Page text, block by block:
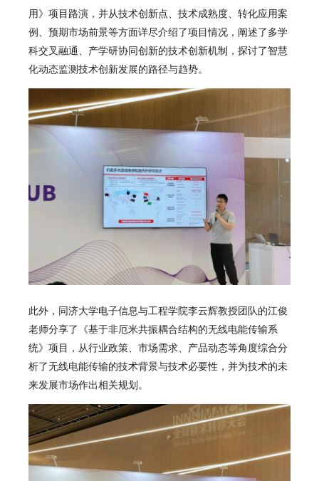
用》项目路演，并从技术创新点、技术成熟度、转化应用案
例、预期市场前景等方面详尽介绍了项目情况，阐述了多学
科交叉融通、产学研协同创新的技术创新机制，探讨了智慧
化动态监测技术创新发展的路径与趋势。
此外，同济大学电子信息与工程学院李云辉教授团队的江俊
老师分享了《基于非厄米共振耦合结构的无线电能传输系
统》项目，从行业政策、市场需求、产品动态等角度综合分
析了无线电能传输的技术背景与技术必要性，并为技术的未
来发展市场作出相关规划。